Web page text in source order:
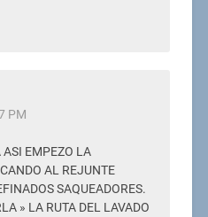
PM
ASI EMPEZO LA
AL REJUNTE
SAQUEADORES.
» LA RUTA DEL LAVADO